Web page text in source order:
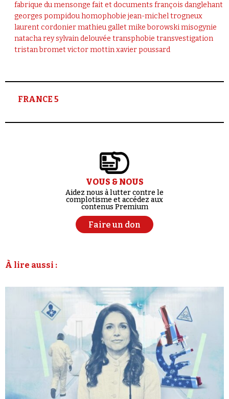
fabrique du mensonge fait et documents françois danglehant
georges pompidouhomophobie jean-michel trogneux
laurent cordoniermathieu galletmike borowskimisogynie
natacha reysylvain delouvée transphobie transvestigation
tristan brometvictor mottinxavier poussard
FRANCE 5
VOUS & NOUS
Aidez nous à lutter contre le
complotisme et accédez aux
contenus Premium
Faire un don
À lire aussi :